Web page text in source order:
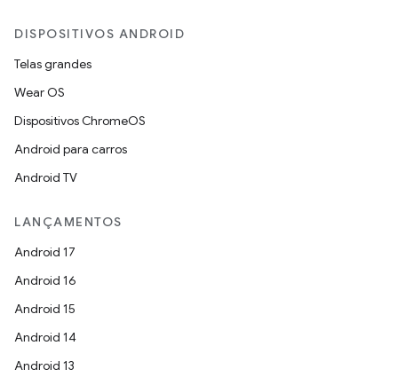
DISPOSITIVOS ANDROID
Telas grandes
Wear OS
Dispositivos ChromeOS
Android para carros
Android TV
LANÇAMENTOS
Android 17
Android 16
Android 15
Android 14
Android 13